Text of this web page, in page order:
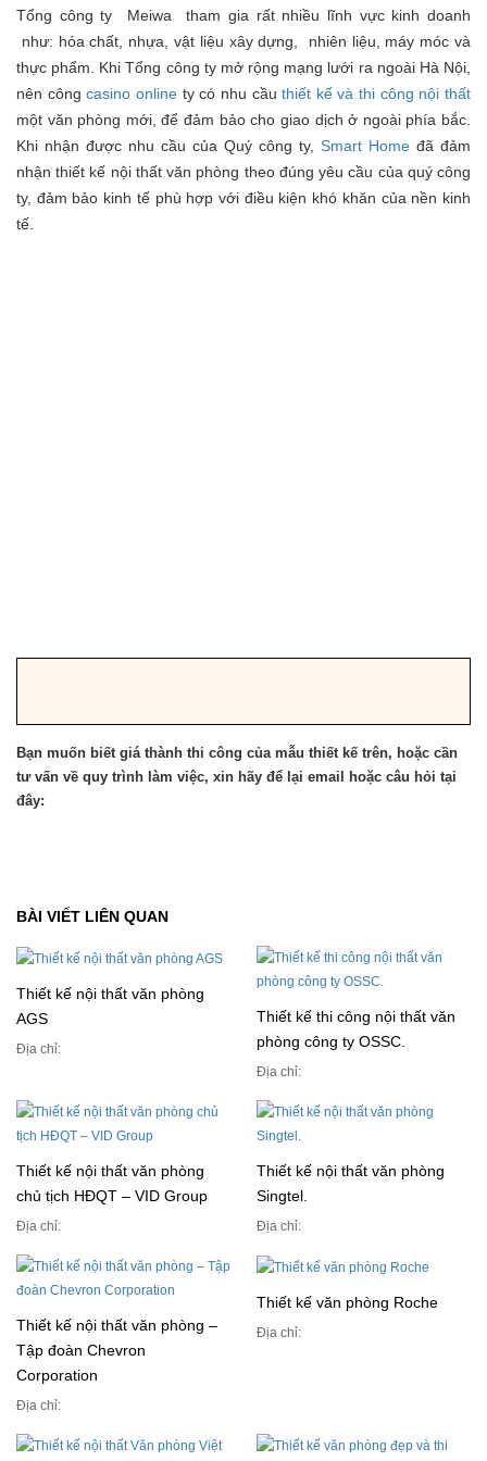
Tổng công ty Meiwa tham gia rất nhiều lĩnh vực kinh doanh
như: hóa chất, nhựa, vật liệu xây dựng, nhiên liệu, máy móc và
thực phẩm. Khi Tổng công ty mở rộng mạng lưới ra ngoài Hà Nội,
nên côngcasino onlinety có nhu cầuthiết kế và thi công nội thất
một văn phòng mới, để đảm bảo cho giao dịch ở ngoài phía bắc.
Khi nhận được nhu cầu của Quý công ty, Smart Home đã đảm
nhận thiết kế nội thất văn phòng theo đúng yêu cầu của quý công
ty, đảm bảo kinh tế phù hợp với điều kiện khó khăn của nền kinh
tế.
Bạn muốn biết giá thành thi công của mẫu thiết kế trên, hoặc cần
tư vấn về quy trình làm việc, xin hãy để lại email hoặc câu hỏi tại
đây:
BÀI VIẾT LIÊN QUAN
Thiết kế nội thất văn phòng
AGS
Địa chỉ:
Thiết kế thi công nội thất văn
phòng công ty OSSC.
Địa chỉ:
Thiết kế nội thất văn phòng
chủ tịch HĐQT – VID Group
Địa chỉ:
Thiết kế nội thất văn phòng
Singtel.
Địa chỉ:
Thiết kế nội thất văn phòng –
Tập đoàn Chevron
Corporation
Địa chỉ:
Thiết kế văn phòng Roche
Địa chỉ: